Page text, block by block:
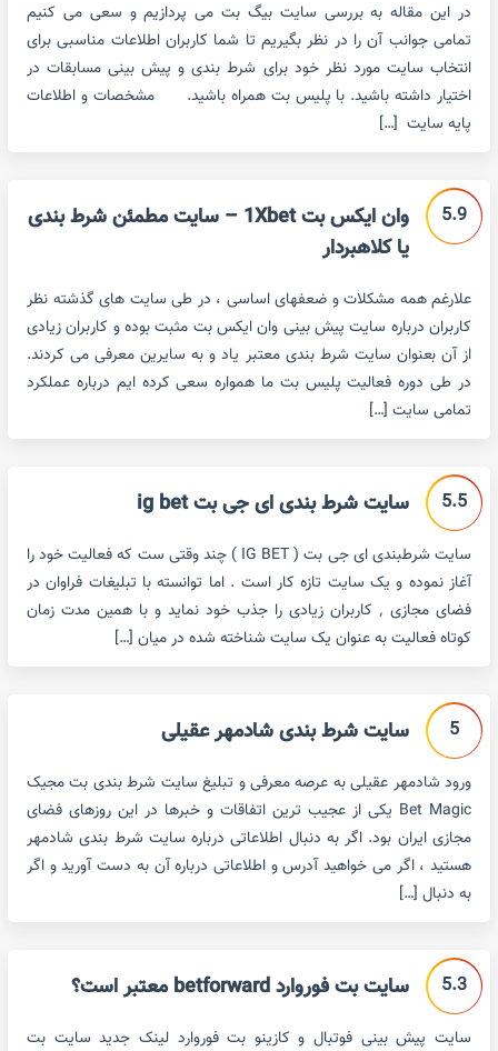
در این مقاله به بررسی سایت بیگ بت می پردازیم و سعی می کنیم
تمامی جوانب آن را در نظر بگیریم تا شما کاربران اطلاعات مناسبی برای
انتخاب سایت مورد نظر خود برای شرط بندی و پیش بینی مسابقات در
اختیار داشته باشید. با پلیس بت همراه باشید. مشخصات و اطلاعات
پایه سایت […]
5.9
وان ایکس بت 1Xbet – سایت مطمئن شرط بندی
یا کلاهبردار
علارغم همه مشکلات و ضعفهای اساسی ، در طی سایت های گذشته نظر
کاربران درباره سایت پیش بینی وان ایکس بت مثبت بوده و کاربران زیادی
از آن بعنوان سایت شرط بندی معتبر یاد و به سایرین معرفی می کردند.
در طی دوره فعالیت پلیس بت ما همواره سعی کرده ایم درباره عملکرد
تمامی سایت […]
5.5 سایت شرط بندی ای جی بت ig bet
سایت شرطبندی ای جی بت ( IG BET ) چند وقتی ست که فعالیت خود را
آغاز نموده و یک سایت تازه کار است . اما توانسته با تبلیغات فراوان در
فضای مجازی ٬ کاربران زیادی را جذب خود نماید و با همین مدت زمان
کوتاه فعالیت به عنوان یک سایت شناخته شده در میان […]
5 سایت شرط بندی شادمهر عقیلی
ورود شادمهر عقیلی به عرصه معرفی و تبلیغ سایت شرط بندی بت مجیک
Bet Magic یکی از عجیب ترین اتفاقات و خبرها در این روزهای فضای
مجازی ایران بود. اگر به دنبال اطلاعاتی درباره سایت شرط بندی شادمهر
هستید ، اگر می خواهید آدرس و اطلاعاتی درباره آن به دست آورید و اگر
به دنبال […]
5.3 سایت بت فوروارد betforward معتبر است؟
سایت پیش بینی فوتبال و کازینو بت فوروارد لینک جدید سایت بت